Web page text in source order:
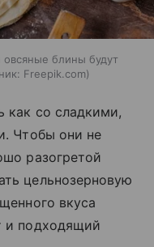
блины будут
Freepik.com
как со сладкими,
Чтобы они не
разогретой
цельнозерновую
вкуса
и подходящий